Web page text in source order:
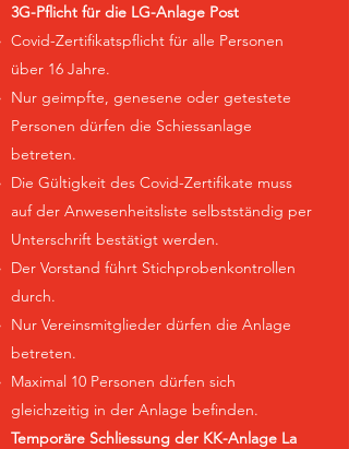
3G-Pflicht für die LG-Anlage Post
Covid-Zertifikatspflicht für alle Personen
über 16 Jahre.
Nur geimpfte, genesene oder getestete
Personen dürfen die Schiessanlage
betreten.
Die Gültigkeit des Covid-Zertifikate muss
auf der Anwesenheitsliste selbstständig per
Unterschrift bestätigt werden.
Der Vorstand führt Stichprobenkontrollen
durch.
Nur Vereinsmitglieder dürfen die Anlage
betreten.
Maximal 10 Personen dürfen sich
gleichzeitig in der Anlage befinden.
Temporäre Schliessung der KK-Anlage La